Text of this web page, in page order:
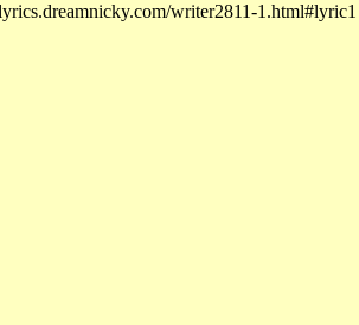
writer2811-1.html#lyric1